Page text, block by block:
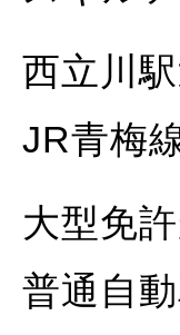
西立川
JR青梅
大型免
普通自